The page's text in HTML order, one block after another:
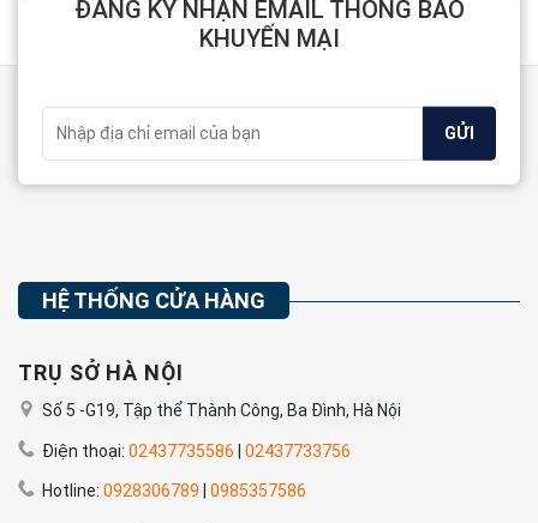
ĐĂNG KÝ NHẬN EMAIL THÔNG BÁO
KHUYẾN MẠI
HỆ THỐNG CỬA HÀNG
TRỤ SỞ HÀ NỘI
Số 5 -G19, Tập thể Thành Công, Ba Đình, Hà Nội
Điện thoại: 02437735586 | 02437733756
Hotline: 0928306789 0985357586